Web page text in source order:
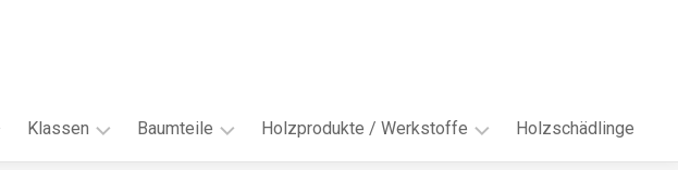
Klassen Baumteile Holzprodukte / Werkstoffe Holzschädlinge